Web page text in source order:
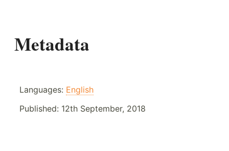
Metadata
Languages: English
Published: 12th September, 2018